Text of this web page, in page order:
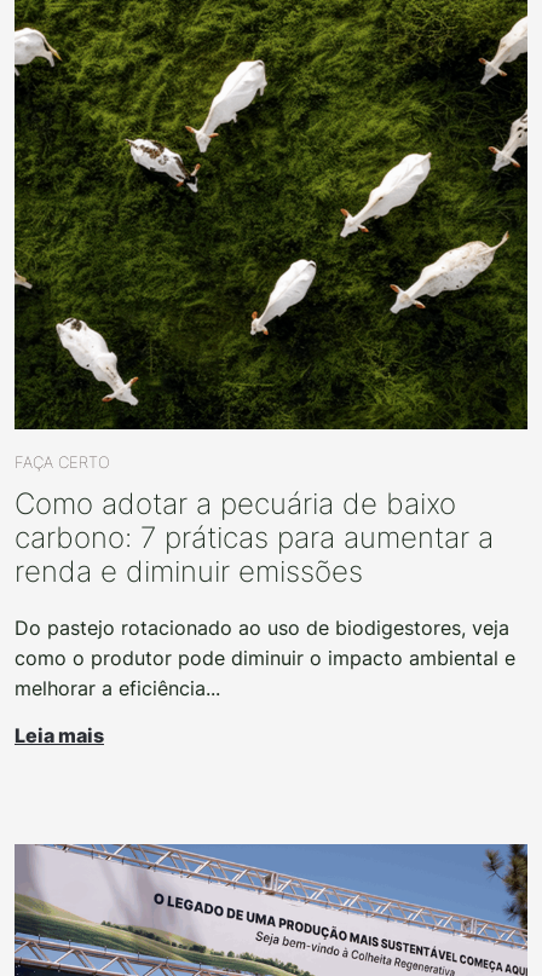
FAÇA CERTO
Como adotar a pecuária de baixo
carbono: 7 práticas para aumentar a
renda e diminuir emissões
Do pastejo rotacionado ao uso de biodigestores, veja
como o produtor pode diminuir o impacto ambiental e
melhorar a eficiência...
Leia mais